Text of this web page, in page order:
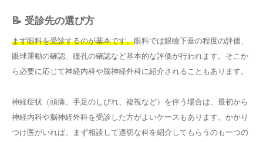
📝 受診先の選び方
まず眼科を受診するのが基本です。眼科では眼瞼下垂の程度の評価、
眼球運動の確認、瞳孔の確認など基本的な評価が行われます。そこか
ら必要に応じて神経内科や脳神経外科に紹介されることもあります。
神経症状（頭痛、手足のしびれ、複視など）を伴う場合は、最初から
神経内科や脳神経外科を受診した方がよいケースもあります。かかり
つけ医がいれば、まず相談して適切な科を紹介してもらうのも一つの